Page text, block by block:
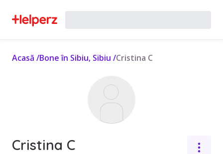
Acasă /Bone în Sibiu, Sibiu /Cristina C
Cristina C